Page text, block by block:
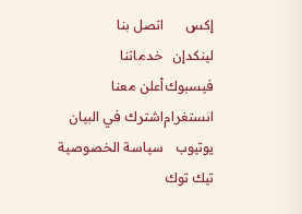
إكس
لينكدإن
فيسبوك
انستغرام
يوتيوب
تيك توك
اتصل بنا
خدماتنا
أعلن معنا
اشترك في البيان
سياسة الخصوصية